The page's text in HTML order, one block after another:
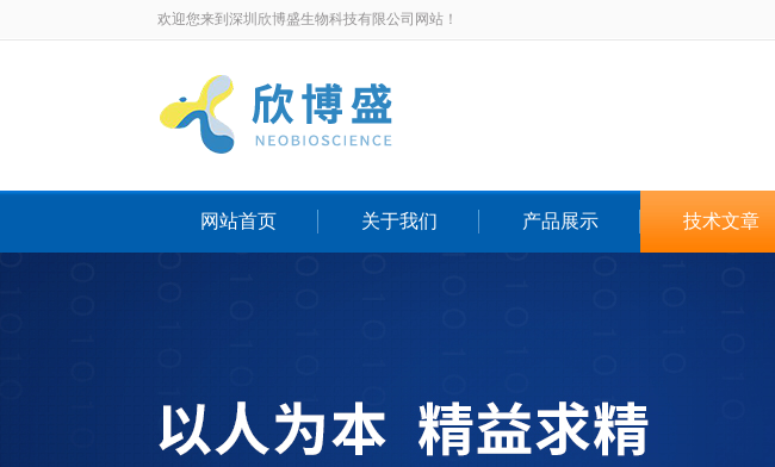
欢迎您来到深圳欣博盛生物科技有限公司网站！
网站首页 关于我们 产品展示 技术文章